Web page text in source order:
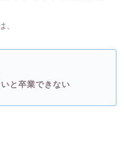
、
と卒業できない